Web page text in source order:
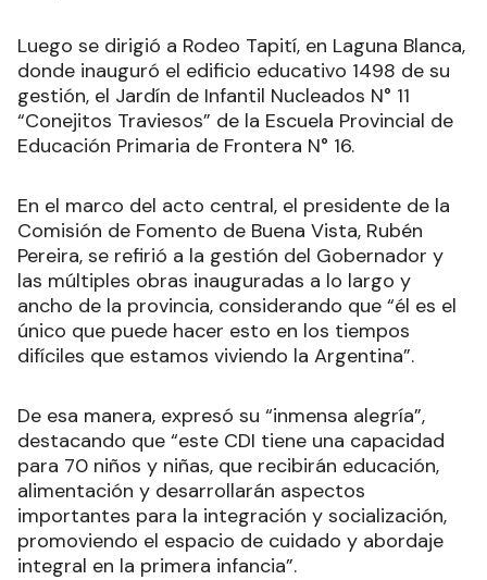
Luego se dirigió a Rodeo Tapití, en Laguna Blanca,
donde inauguró el edificio educativo 1498 de su
gestión, el Jardín de Infantil Nucleados N° 11
“Conejitos Traviesos” de la Escuela Provincial de
Educación Primaria de Frontera N° 16.
En el marco del acto central, el presidente de la
Comisión de Fomento de Buena Vista, Rubén
Pereira, se refirió a la gestión del Gobernador y
las múltiples obras inauguradas a lo largo y
ancho de la provincia, considerando que “él es el
único que puede hacer esto en los tiempos
difíciles que estamos viviendo la Argentina”.
De esa manera, expresó su “inmensa alegría”,
destacando que “este CDI tiene una capacidad
para 70 niños y niñas, que recibirán educación,
alimentación y desarrollarán aspectos
importantes para la integración y socialización,
promoviendo el espacio de cuidado y abordaje
integral en la primera infancia”.